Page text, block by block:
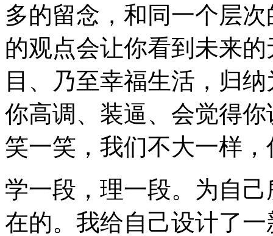
多的留念，和同一个层
的观点会让你看到未来
目、乃至幸福生活，归
你高调、装逼、会觉得
笑一笑，我们不大一样，
学一段，理一段。为自
在的。我给自己设计了